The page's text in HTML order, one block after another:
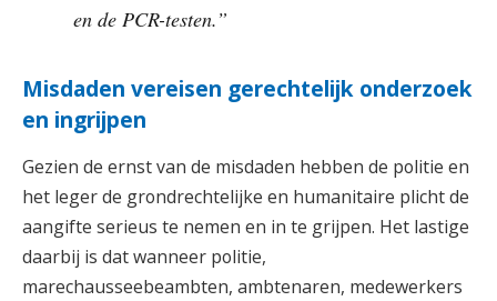
en de PCR-testen.”
Misdaden vereisen gerechtelijk onderzoek
en ingrijpen
Gezien de ernst van de misdaden hebben de politie en
het leger de grondrechtelijke en humanitaire plicht de
aangifte serieus te nemen en in te grijpen. Het lastige
daarbij is dat wanneer politie,
marechausseebeambten, ambtenaren, medewerkers